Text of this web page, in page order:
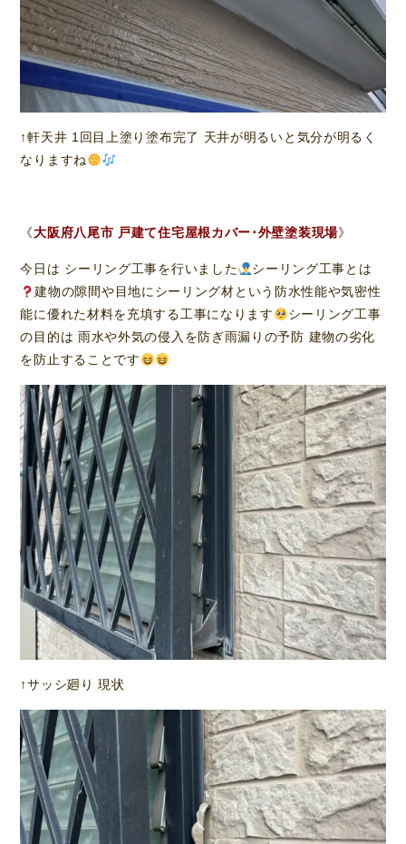
↑軒天井 1回目上塗り塗布完了 天井が明るいと気分が明るく
なりますね
《大阪府八尾市 戸建て住宅屋根カバー･外壁塗装現場》
今日は シーリング工事を行いました
シーリング工事とは
建物の隙間や目地にシーリング材という防水性能や気密性
能に優れた材料を充填する工事になります
シーリング工事
の目的は 雨水や外気の侵入を防ぎ雨漏りの予防 建物の劣化
を防止することです
↑サッシ廻り 現状